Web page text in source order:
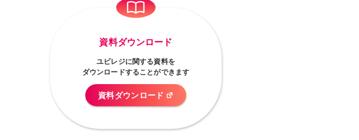
資料ダウンロード
ユビレジに関する資料を
ダウンロードすることができます
資料ダウンロード